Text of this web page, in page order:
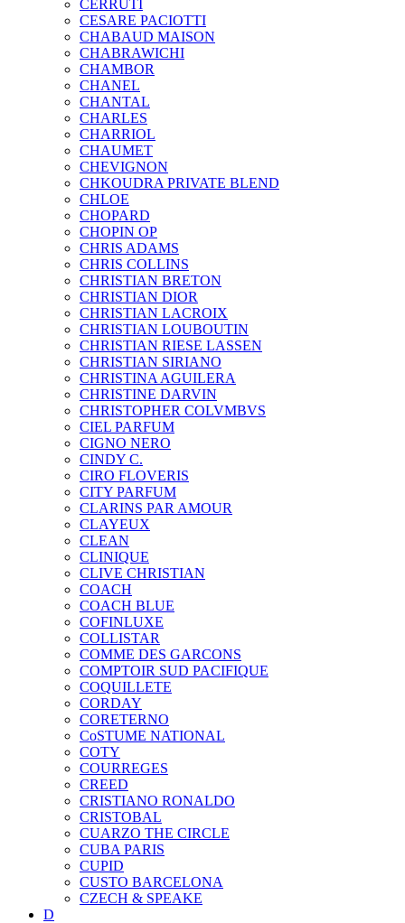
CERRUTI
CESARE PACIOTTI
CHABAUD MAISON
CHABRAWICHI
CHAMBOR
CHANEL
CHANTAL
CHARLES
CHARRIOL
CHAUMET
CHEVIGNON
CHKOUDRA PRIVATE BLEND
CHLOE
CHOPARD
CHOPIN OP
CHRIS ADAMS
CHRIS COLLINS
CHRISTIAN BRETON
CHRISTIAN DIOR
CHRISTIAN LACROIX
CHRISTIAN LOUBOUTIN
CHRISTIAN RIESE LASSEN
CHRISTIAN SIRIANO
CHRISTINA AGUILERA
CHRISTINE DARVIN
CHRISTOPHER COLVMBVS
CIEL PARFUM
CIGNO NERO
CINDY C.
CIRO FLOVERIS
CITY PARFUM
CLARINS PAR AMOUR
CLAYEUX
CLEAN
CLINIQUE
CLIVE CHRISTIAN
COACH
COACH BLUE
COFINLUXE
COLLISTAR
COMME DES GARCONS
COMPTOIR SUD PACIFIQUE
COQUILLETE
CORDAY
CORETERNO
CoSTUME NATIONAL
COTY
COURREGES
CREED
CRISTIANO RONALDO
CRISTOBAL
CUARZO THE CIRCLE
CUBA PARIS
CUPID
CUSTO BARCELONA
CZECH & SPEAKE
D